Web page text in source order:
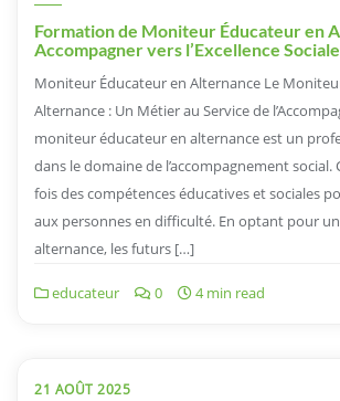
Formation de Moniteur Éducateur en
Accompagner vers l’Excellence Sociale
Moniteur Éducateur en Alternance Le
Alternance : Un Métier au Service de
moniteur éducateur en alternance est un
dans le domaine de l’accompagnement social.
fois des compétences éducatives et sociales
aux personnes en difficulté. En optant pour
alternance, les futurs […]
educateur 0 4 min read
21 AOÛT 2025